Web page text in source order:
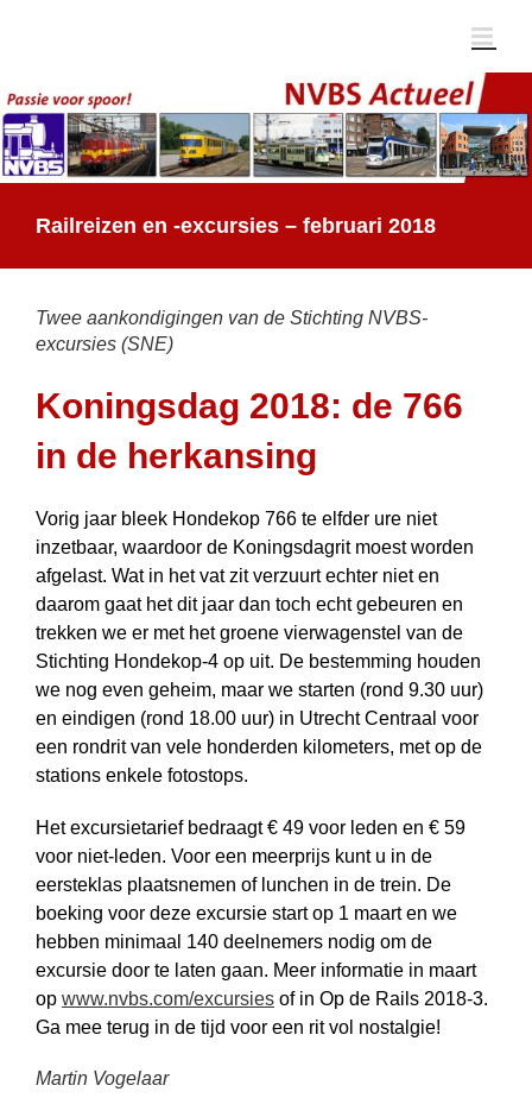
Railreizen en -excursies – februari 2018
Twee aankondigingen van de Stichting NVBS-
excursies (SNE)
Koningsdag 2018: de 766
in de herkansing
Vorig jaar bleek Hondekop 766 te elfder ure niet
inzetbaar, waardoor de Koningsdagrit moest worden
afgelast. Wat in het vat zit verzuurt echter niet en
daarom gaat het dit jaar dan toch echt gebeuren en
trekken we er met het groene vierwagenstel van de
Stichting Hondekop-4 op uit. De bestemming houden
we nog even geheim, maar we starten (rond 9.30 uur)
en eindigen (rond 18.00 uur) in Utrecht Centraal voor
een rondrit van vele honderden kilometers, met op de
stations enkele fotostops.
Het excursietarief bedraagt € 49 voor leden en € 59
voor niet-leden. Voor een meerprijs kunt u in de
eersteklas plaatsnemen of lunchen in de trein. De
boeking voor deze excursie start op 1 maart en we
hebben minimaal 140 deelnemers nodig om de
excursie door te laten gaan. Meer informatie in maart
op www.nvbs.com/excursies of in Op de Rails 2018-3.
Ga mee terug in de tijd voor een rit vol nostalgie!
Martin Vogelaar